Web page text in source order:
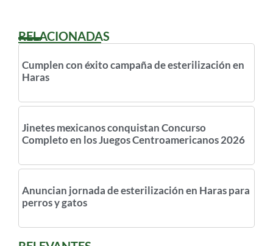
RELACIONADAS
Cumplen con éxito campaña de esterilización en
Haras
Jinetes mexicanos conquistan Concurso
Completo en los Juegos Centroamericanos 2026
Anuncian jornada de esterilización en Haras para
perros y gatos